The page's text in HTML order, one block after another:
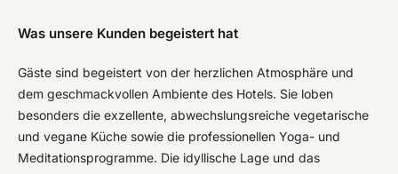
Was unsere Kunden begeistert hat
Gäste sind begeistert von der herzlichen Atmosphäre und
dem geschmackvollen Ambiente des Hotels. Sie loben
besonders die exzellente, abwechslungsreiche vegetarische
und vegane Küche sowie die professionellen Yoga- und
Meditationsprogramme. Die idyllische Lage und das